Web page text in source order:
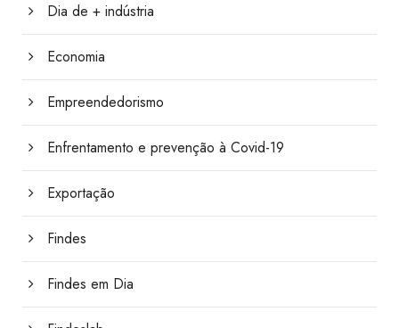
Dia de + indústria
Economia
Empreendedorismo
Enfrentamento e prevenção à Covid-19
Exportação
Findes
Findes em Dia